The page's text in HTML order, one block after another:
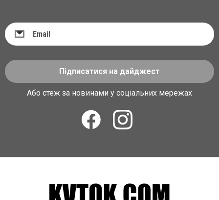
Підписатися на дайджест
Або стеж за новинами у соціальних мережах